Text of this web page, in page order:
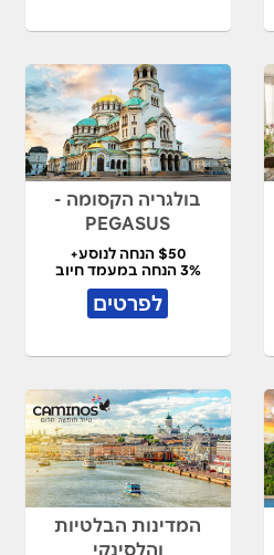
בולגריה הקסומה -
PEGASUS
$50 הנחה לנוסע+
3% הנחה במעמד חיוב
לפרטים
המדינות הבלטיות
והלסינקי